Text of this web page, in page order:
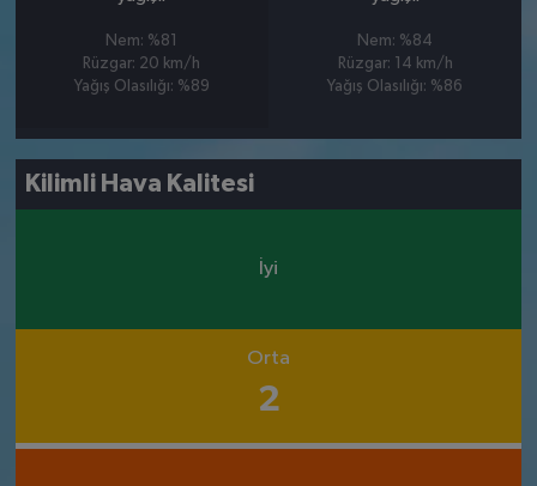
Nem: %81
Rüzgar: 20 km/h
Yağış Olasılığı: %89
Nem: %84
Rüzgar: 14 km/h
Yağış Olasılığı: %86
Kilimli Hava Kalitesi
İyi
Orta
2